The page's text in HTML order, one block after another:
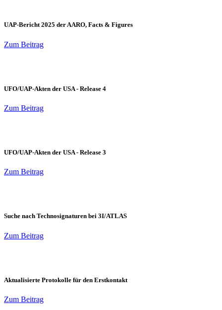
UAP-Bericht 2025 der AARO, Facts & Figures
Zum Beitrag
UFO/UAP-Akten der USA - Release 4
Zum Beitrag
UFO/UAP-Akten der USA - Release 3
Zum Beitrag
Suche nach Technosignaturen bei 3I/ATLAS
Zum Beitrag
Aktualisierte Protokolle für den Erstkontakt
Zum Beitrag